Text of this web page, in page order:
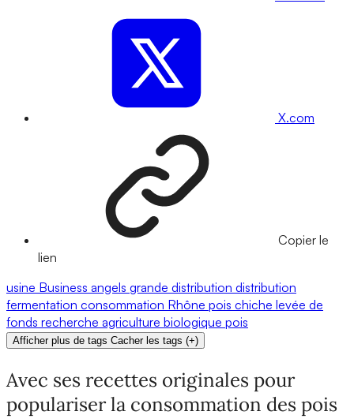
X.com
Copier le
lien
usine Business angels grande distribution distribution
fermentation consommation Rhône pois chiche levée de
fonds recherche agriculture biologique pois
Afficher plus de tags Cacher les tags (+)
Avec ses recettes originales pour
populariser la consommation des pois